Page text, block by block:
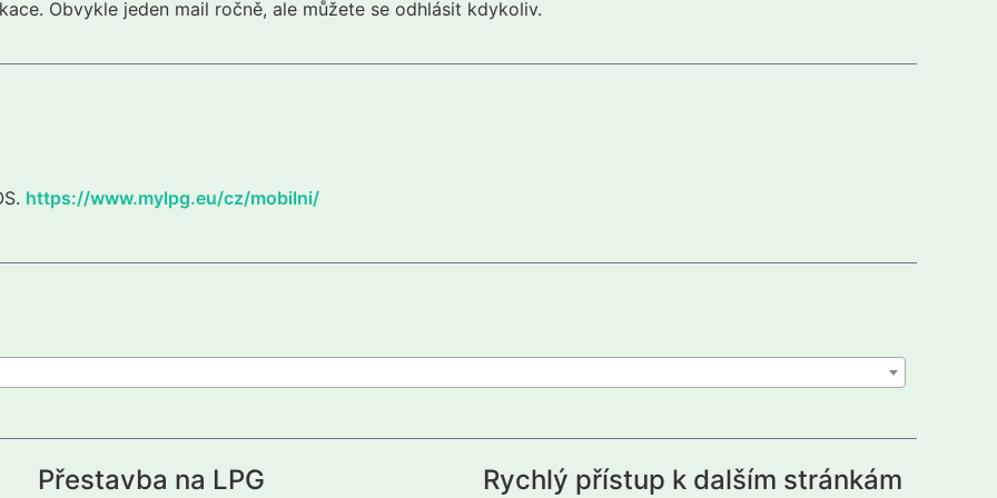
Obvykle jeden mail ročně, ale můžete se odhlásit kdykoliv.
https://www.mylpg.eu/cz/mobilni/
Přestavba na LPG Rychlý přístup k dalším stránkám